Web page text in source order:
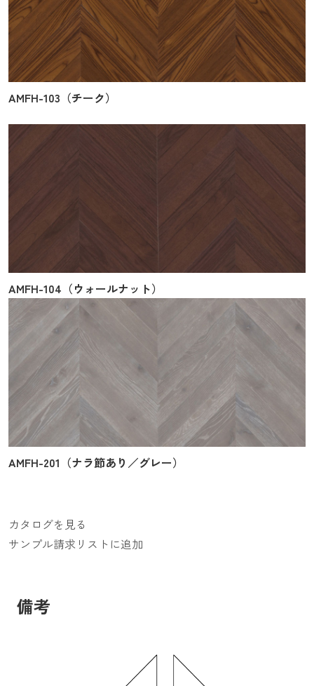
AMFH-103（チーク）
AMFH-104（ウォールナット）
AMFH-201（ナラ節あり／グレー）
カタログを見る
サンプル請求リストに追加
備考